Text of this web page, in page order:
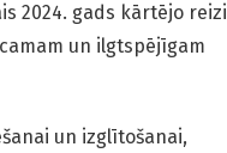
2024. gads kārtējo reizi
un ilgtspējīgam
un izglītošanai,